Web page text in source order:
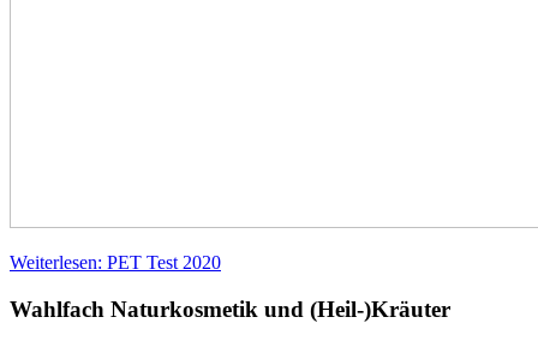
Weiterlesen: PET Test 2020
Wahlfach Naturkosmetik und (Heil-)Kräuter